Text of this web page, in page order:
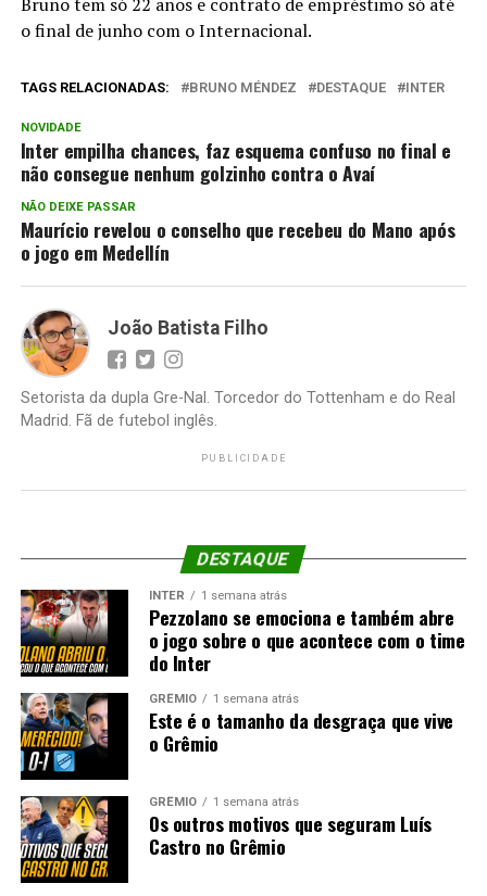
o final de junho com o Internacional.
TAGS RELACIONADAS: BRUNO MÉNDEZ DESTAQUE INTER
NOVIDADE
Inter empilha chances, faz esquema confuso no final e
não consegue nenhum golzinho contra o Avaí
NÃO DEIXE PASSAR
Maurício revelou o conselho que recebeu do Mano após
o jogo em Medellín
João Batista Filho
Setorista da dupla Gre-Nal. Torcedor do Tottenham e do Real
Madrid. Fã de futebol inglês.
PUBLICIDADE
DESTAQUE
INTER 1 semana atrás
Pezzolano se emociona e também abre
o jogo sobre o que acontece com o time
do Inter
GRÊMIO 1 semana atrás
Este é o tamanho da desgraça que vive
o Grêmio
GRÊMIO 1 semana atrás
Os outros motivos que seguram Luís
Castro no Grêmio